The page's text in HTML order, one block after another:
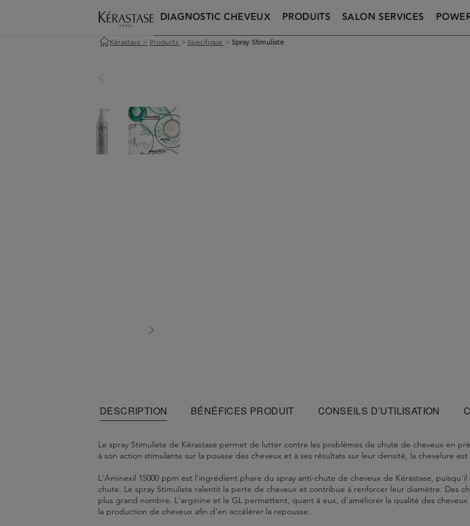
DIAGNOSTIC CHEVEUX PRODUITS SALON SERVICES
Kérastase > Products > Specifique > Spray Stimuliste
DESCRIPTION BÉNÉFICES PRODUIT CONSEILS D’UTILISATION
Le spray Stimuliste de Kérastase permet de lutter contre les problèmes de chute de cheveux en
à son action stimulante sur la pousse des cheveux et à ses résultats sur leur densité, la chevelure
L'Aminexil 15000 ppm est l'ingrédient phare du spray anti-chute de cheveux de Kérastase,
chute. Le spray Stimuliste ralentit la perte de cheveux et contribue à renforcer leur diamètre. Des
plus grand nombre. L'arginine et le GL permettent, quant à eux, d'améliorer la qualité des
la production de cheveux afin d'en accélérer la repousse.